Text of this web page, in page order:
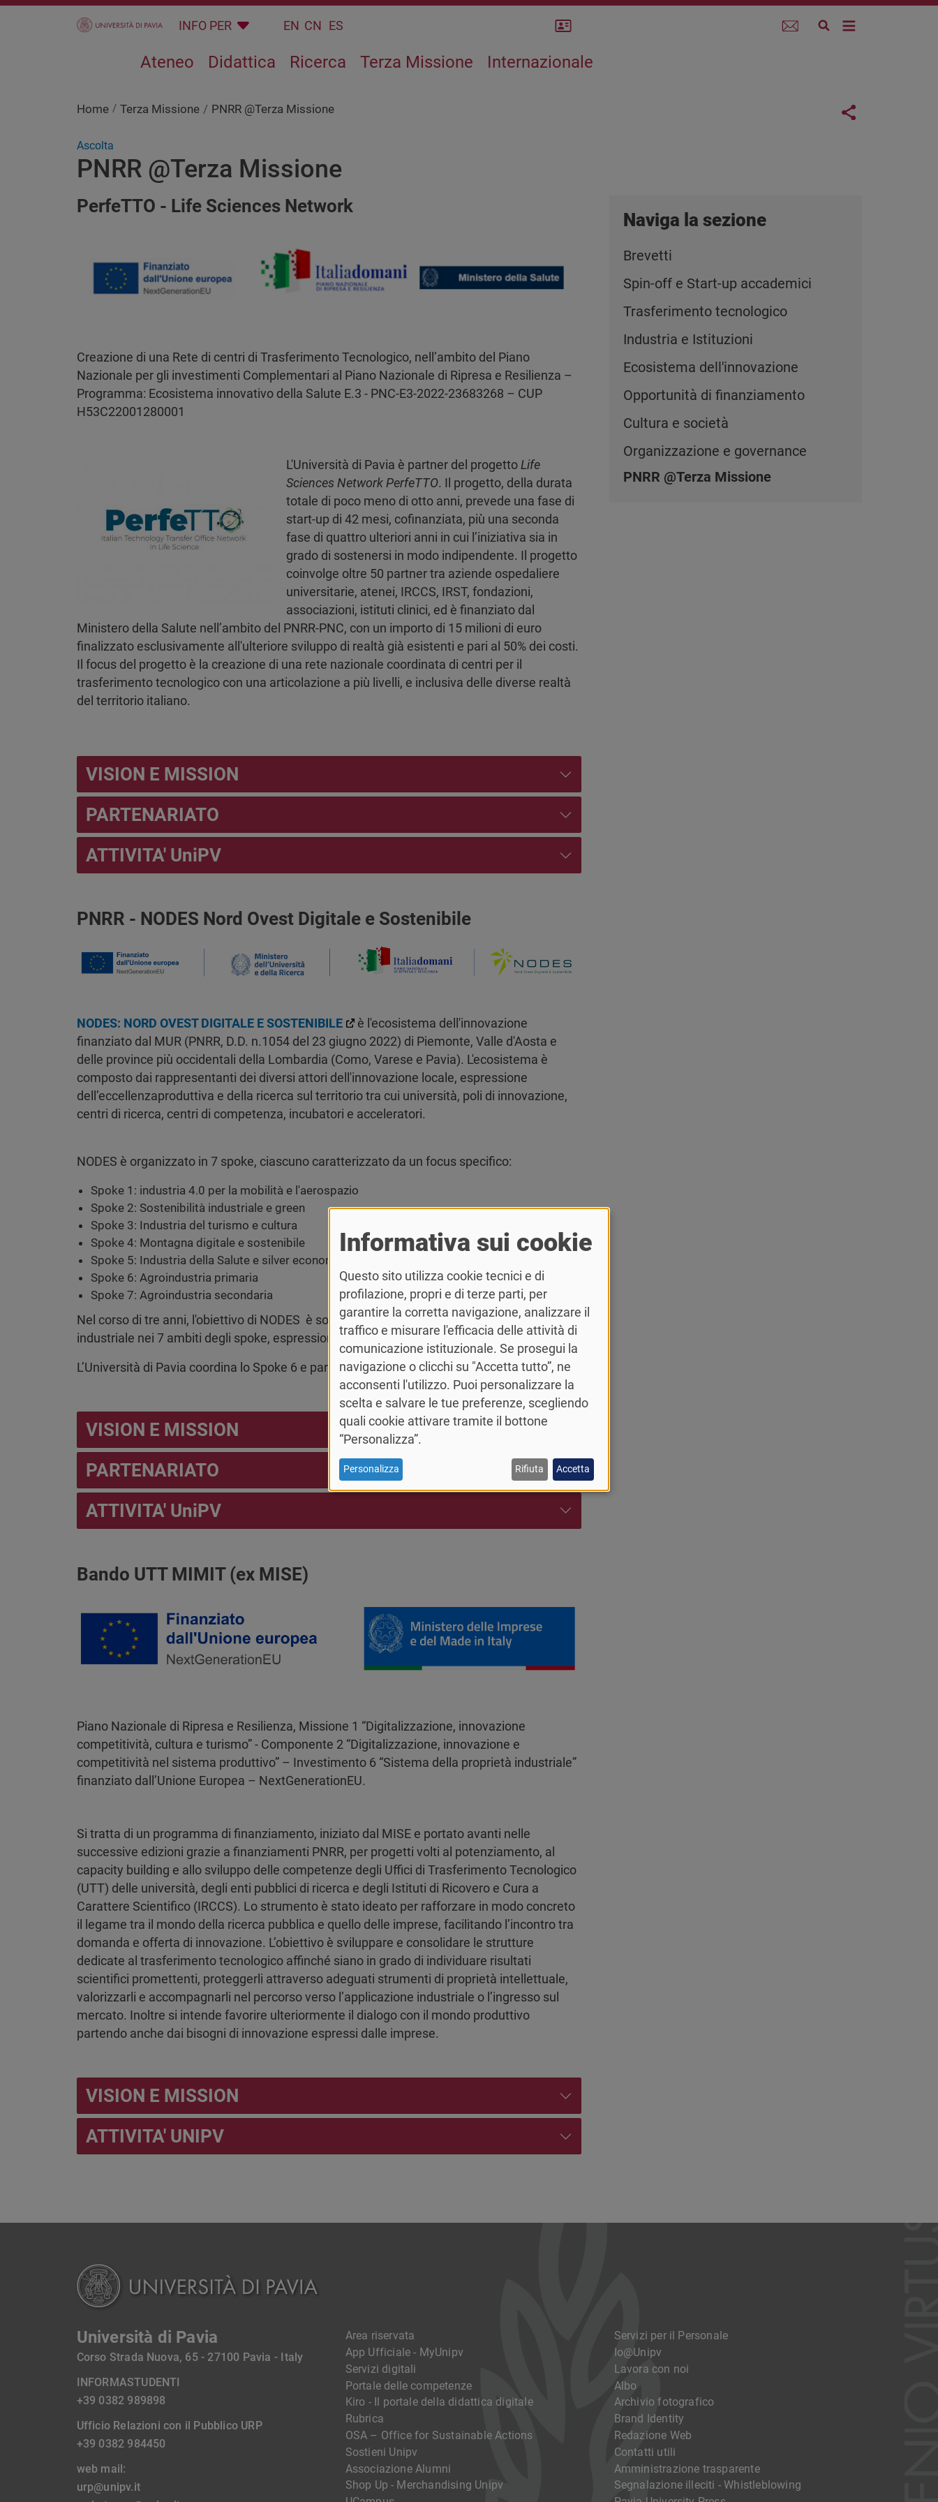
Salta al contenuto principale
INFO PER EN CN ES Webmail
Ateneo Didattica Ricerca Terza Missione Internazionale
Home Terza Missione PNRR @Terza Missione Links
Share button
Ascolta
PNRR @Terza Missione
PerfeTTO - Life Sciences Network
Creazione di una Rete di centri di Trasferimento Tecnologico, nell’ambito del Piano
Nazionale per gli investimenti Complementari al Piano Nazionale di Ripresa e Resilienza –
Programma: Ecosistema innovativo della Salute E.3 - PNC-E3-2022-23683268 – CUP
H53C22001280001
L'Università di Pavia è partner del progetto Life
Sciences Network PerfeTTO. Il progetto, della durata
totale di poco meno di otto anni, prevede una fase di
start-up di 42 mesi, cofinanziata, più una seconda
fase di quattro ulteriori anni in cui l’iniziativa sia in
grado di sostenersi in modo indipendente. Il progetto
coinvolge oltre 50 partner tra aziende ospedaliere
universitarie, atenei, IRCCS, IRST, fondazioni,
associazioni, istituti clinici, ed è finanziato dal
Ministero della Salute nell’ambito del PNRR-PNC, con un importo di 15 milioni di euro
finalizzato esclusivamente all'ulteriore sviluppo di realtà già esistenti e pari al 50% dei costi.
Il focus del progetto è la creazione di una rete nazionale coordinata di centri per il
trasferimento tecnologico con una articolazione a più livelli, e inclusiva delle diverse realtà
del territorio italiano.
VISION E MISSION
PARTENARIATO
ATTIVITA' UniPV
PNRR - NODES Nord Ovest Digitale e Sostenibile
NODES: NORD OVEST DIGITALE E SOSTENIBILE
è l'ecosistema dell'innovazione
finanziato dal MUR (PNRR, D.D. n.1054 del 23 giugno 2022) di Piemonte, Valle d'Aosta e
delle province più occidentali della Lombardia (Como, Varese e Pavia). L'ecosistema è
composto dai rappresentanti dei diversi attori dell'innovazione locale, espressione
dell’eccellenzaproduttiva e della ricerca sul territorio tra cui università, poli di innovazione,
centri di ricerca, centri di competenza, incubatori e acceleratori.
NODES è organizzato in 7 spoke, ciascuno caratterizzato da un focus specifico:
Spoke 1: industria 4.0 per la mobilità e l'aerospazio
Spoke 2: Sostenibilità industriale e green
Spoke 3: Industria del turismo e cultura
Spoke 4: Montagna digitale e sostenibile
Spoke 5: Industria della Salute e silver economy
Spoke 6: Agroindustria primaria
Spoke 7: Agroindustria secondaria
Nel corso di tre anni, l'obiettivo di NODES è sostenere e creare filiere di ricerca scientifica e
industriale nei 7 ambiti degli spoke, espressione delle vocazioni interne all’ecosistema.
L’Università di Pavia coordina lo Spoke 6 e partecipa come affiliato agli Spoke 2 e 7.
VISION E MISSION
PARTENARIATO
ATTIVITA' UniPV
Bando UTT MIMIT (ex MISE)
Piano Nazionale di Ripresa e Resilienza, Missione 1 “Digitalizzazione, innovazione
competitività, cultura e turismo” - Componente 2 “Digitalizzazione, innovazione e
competitività nel sistema produttivo” – Investimento 6 “Sistema della proprietà industriale”
finanziato dall’Unione Europea – NextGenerationEU.
Si tratta di un programma di finanziamento, iniziato dal MISE e portato avanti nelle
successive edizioni grazie a finanziamenti PNRR, per progetti volti al potenziamento, al
capacity building e allo sviluppo delle competenze degli Uffici di Trasferimento Tecnologico
(UTT) delle università, degli enti pubblici di ricerca e degli Istituti di Ricovero e Cura a
Carattere Scientifico (IRCCS). Lo strumento è stato ideato per rafforzare in modo concreto
il legame tra il mondo della ricerca pubblica e quello delle imprese, facilitando l’incontro tra
domanda e offerta di innovazione. L’obiettivo è sviluppare e consolidare le strutture
dedicate al trasferimento tecnologico affinché siano in grado di individuare risultati
scientifici promettenti, proteggerli attraverso adeguati strumenti di proprietà intellettuale,
valorizzarli e accompagnarli nel percorso verso l’applicazione industriale o l’ingresso sul
mercato. Inoltre si intende favorire ulteriormente il dialogo con il mondo produttivo
partendo anche dai bisogni di innovazione espressi dalle imprese.
VISION E MISSION
ATTIVITA' UNIPV
Naviga la sezione
Brevetti
Spin-off e Start-up accademici
Trasferimento tecnologico
Industria e Istituzioni
Ecosistema dell'innovazione
Opportunità di finanziamento
Cultura e società
Organizzazione e governance
PNRR @Terza Missione
Università di Pavia
Corso Strada Nuova, 65 - 27100 Pavia - Italy
INFORMASTUDENTI
+39 0382 989898
Ufficio Relazioni con il Pubblico URP
+39 0382 984450
web mail:
urp@unipv.it
Area riservata
App Ufficiale - MyUnipv
Servizi digitali
Portale delle competenze
Kiro - Il portale della didattica digitale
Rubrica
OSA – Office for Sustainable Actions
Sostieni Unipv
Associazione Alumni
Shop Up - Merchandising Unipv
Servizi per il Personale
Io@Unipv
Lavora con noi
Albo
Archivio fotografico
Brand Identity
Redazione Web
Contatti utili
Amministrazione trasparente
Segnalazione illeciti - Whistleblowing
Informativa sui cookie
Questo sito utilizza cookie tecnici e di
profilazione, propri e di terze parti, per
garantire la corretta navigazione, analizzare il
traffico e misurare l'efficacia delle attività di
comunicazione istituzionale. Se prosegui la
navigazione o clicchi su "Accetta tutto”, ne
acconsenti l'utilizzo. Puoi personalizzare la
scelta e salvare le tue preferenze, scegliendo
quali cookie attivare tramite il bottone
“Personalizza”.
Personalizza Rifiuta Accetta